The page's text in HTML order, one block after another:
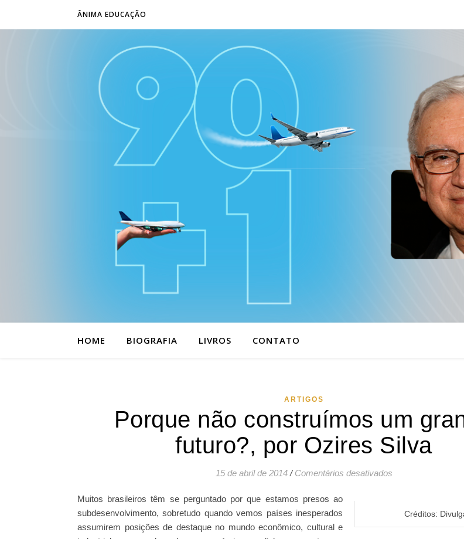
ÂNIMA EDUCAÇÃO
HOME BIOGRAFIA LIVROS CONTATO
ARTIGOS
Porque não construímos um
futuro?, por Ozires Silva
15 de abril de 2014 / Comentários desativadosem Porque não
Créditos:
Muitos brasileiros têm se perguntado por que estamos presos ao
subdesenvolvimento, sobretudo quando vemos países inesperados
assumirem posições de destaque no mundo econômico, cultural e